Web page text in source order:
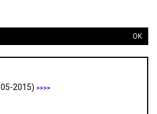
OK
2015) >>>>